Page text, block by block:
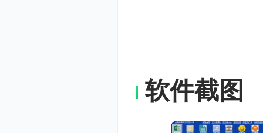
件识别出
企业开发动
软件截图